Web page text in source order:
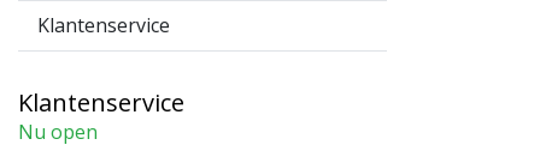
Klantenservice
Klantenservice
Nu open